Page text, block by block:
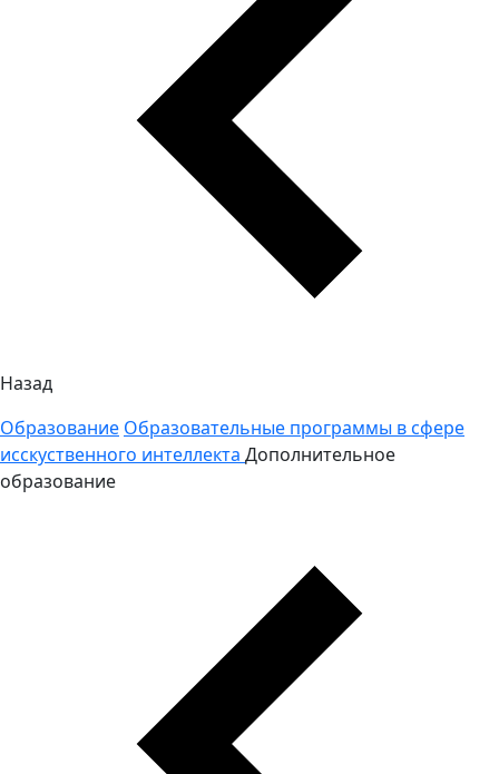
Назад
Образование Образовательные программы в сфере
исскуственного интеллекта Дополнительное
образование